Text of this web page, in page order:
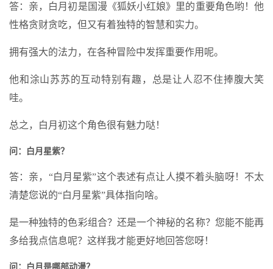
答：亲，白月初是国漫《狐妖小红娘》里的重要角色哟！他
性格贪财贪吃，但又有着独特的智慧和实力。
拥有强大的法力，在各种冒险中发挥重要作用呢。
他和涂山苏苏的互动特别有趣，总是让人忍不住捧腹大笑
哇。
总之，白月初这个角色很有魅力哒！
问：白月星紫？
答：亲，“白月星紫”这个表述有点让人摸不着头脑呀！不太
清楚您说的“白月星紫”具体指向啥。
是一种独特的色彩组合？还是一个神秘的名称？您能不能再
多给我点信息呢？这样我才能更好地回答您呀！
问：白月是哪部动漫？